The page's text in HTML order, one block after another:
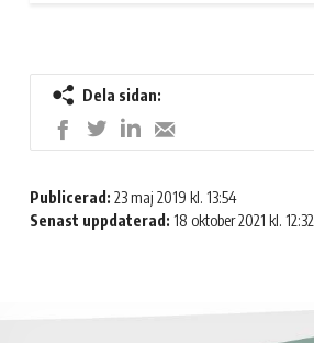
Dela sidan:
Dela
på
Dela
på
Dela
på
Dela
med
post
Publicerad: 23 maj 2019 kl. 13:54
Senast uppdaterad: 18 oktober 2021 kl. 12:32